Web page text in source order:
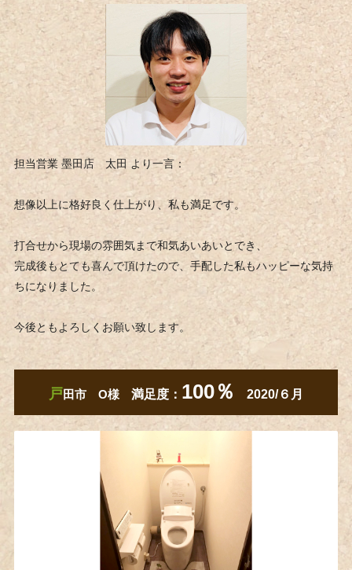
担当営業 墨田店 太田 より一言：
想像以上に格好良く仕上がり、私も満足です。
打合せから現場の雰囲気まで和気あいあいとでき、
完成後もとても喜んで頂けたので、手配した私もハッピーな気持
ちになりました。
今後ともよろしくお願い致します。
戸田市 O様 満足度： 100％ 2020/６月